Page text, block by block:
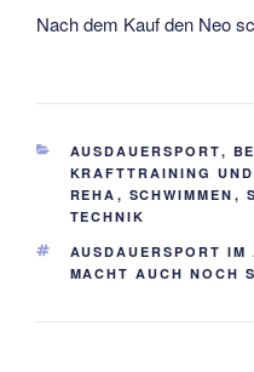
Nach dem Kauf den Neo
KATEGORIEN
AUSDAUERSPORT,
KRAFTTRAINING
REHA , SCHWIMMEN ,
TECHNIK
SCHLAGWÖRTER
AUSDAUERSPORT IM
MACHT AUCH NOCH